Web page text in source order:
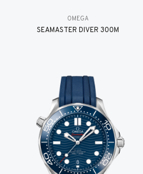
OMEGA
SEAMASTER DIVER 300M